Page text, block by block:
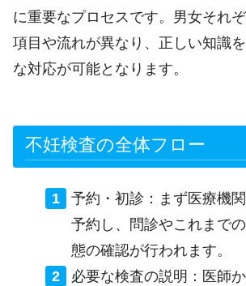
に重要なプロセスです。男女それ
項目や流れが異なり、正しい知識
な対応が可能となります。
不妊検査の全体フロー
予約・初診：まず医療機
予約し、問診やこれまで
態の確認が行われます。
必要な検査の説明：医師